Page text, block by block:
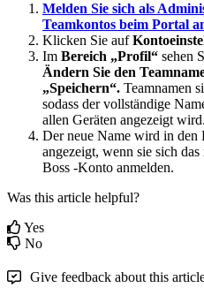
Melden Sie sich als
Teamkontos beim Portal
Klicken Sie auf
Im Bereich „Profil“ sehen
Ändern Sie den
„Speichern“. Teamnamen
sodass der vollständige
allen Geräten angezeigt wird.
Der neue Name wird in den
angezeigt, wenn sie sich das
Boss -Konto anmelden.
Was this article helpful?
Yes
No
Give feedback about this